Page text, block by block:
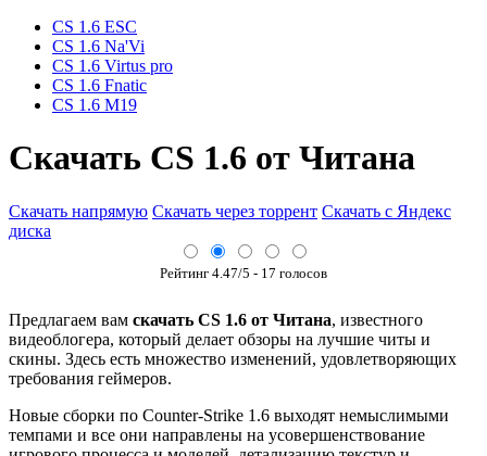
CS 1.6 ESC
CS 1.6 Na'Vi
CS 1.6 Virtus pro
CS 1.6 Fnatic
CS 1.6 M19
Скачать CS 1.6 от Читана
Скачать напрямую Скачать через торрент Скачать с Яндекс
диска
Рейтинг 4.47/5 - 17 голосов
Предлагаем вам скачать CS 1.6 от Читана, известного
видеоблогера, который делает обзоры на лучшие читы и
скины. Здесь есть множество изменений, удовлетворяющих
требования геймеров.
Новые сборки по Counter-Strike 1.6 выходят немыслимыми
темпами и все они направлены на усовершенствование